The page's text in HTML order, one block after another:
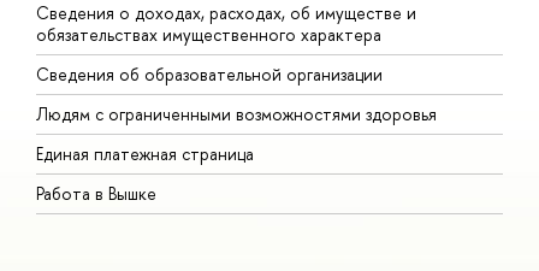
Сведения о доходах, расходах, об имуществе и
обязательствах имущественного характера
Сведения об образовательной организации
Людям с ограниченными возможностями здоровья
Единая платежная страница
Работа в Вышке